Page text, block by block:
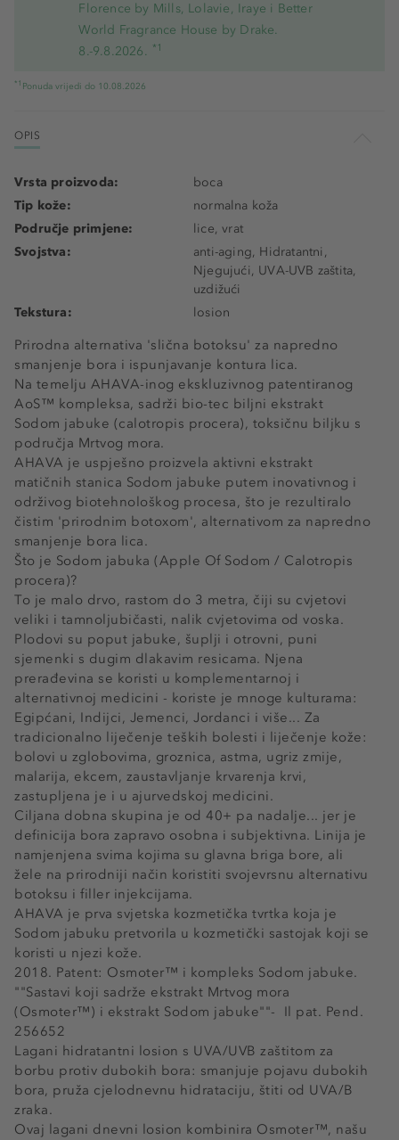
Florence by Mills, Lolavie, Iraye i Better
World Fragrance House by Drake.
8.-9.8.2026. *1
*1 Ponuda vrijedi do 10.08.2026
OPIS
Prirodna alternativa 'slična botoksu' za napredno
smanjenje bora i ispunjavanje kontura lica.
Na temelju AHAVA-inog ekskluzivnog patentiranog
AoS™ kompleksa, sadrži bio-tec biljni ekstrakt
Sodom jabuke (calotropis procera), toksičnu biljku s
područja Mrtvog mora.
AHAVA je uspješno proizvela aktivni ekstrakt
matičnih stanica Sodom jabuke putem inovativnog i
održivog biotehnološkog procesa, što je rezultiralo
čistim 'prirodnim botoxom', alternativom za napredno
smanjenje bora lica.
Što je Sodom jabuka (Apple Of Sodom / Calotropis
procera)?
To je malo drvo, rastom do 3 metra, čiji su cvjetovi
veliki i tamnoljubičasti, nalik cvjetovima od voska.
Plodovi su poput jabuke, šuplji i otrovni, puni
sjemenki s dugim dlakavim resicama. Njena
prerađevina se koristi u komplementarnoj i
alternativnoj medicini - koriste je mnoge kulturama:
Egipćani, Indijci, Jemenci, Jordanci i više... Za
tradicionalno liječenje teških bolesti i liječenje kože:
bolovi u zglobovima, groznica, astma, ugriz zmije,
malarija, ekcem, zaustavljanje krvarenja krvi,
zastupljena je i u ajurvedskoj medicini.
Ciljana dobna skupina je od 40+ pa nadalje... jer je
definicija bora zapravo osobna i subjektivna. Linija je
namjenjena svima kojima su glavna briga bore, ali
žele na prirodniji način koristiti svojevrsnu alternativu
botoksu i filler injekcijama.
AHAVA je prva svjetska kozmetička tvrtka koja je
Sodom jabuku pretvorila u kozmetički sastojak koji se
koristi u njezi kože.
2018. Patent: Osmoter™ i kompleks Sodom jabuke.
""Sastavi koji sadrže ekstrakt Mrtvog mora
(Osmoter™) i ekstrakt Sodom jabuke""- Il pat. Pend.
256652
Lagani hidratantni losion s UVA/UVB zaštitom za
borbu protiv dubokih bora: smanjuje pojavu dubokih
bora, pruža cjelodnevnu hidrataciju, štiti od UVA/B
zraka.
Ovaj lagani dnevni losion kombinira Osmoter™, našu
Vrsta proizvoda:
boca
Tip kože:
normalna koža
Područje primjene:
lice, vrat
Svojstva:
anti-aging, Hidratantni,
Njegujući, UVA-UVB zaštita,
uzdižući
Tekstura:
losion